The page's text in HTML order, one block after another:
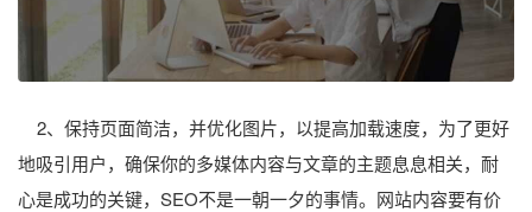
2、保持页面简洁，并优化图片，以提高加载速度，为了更好
地吸引用户，确保你的多媒体内容与文章的主题息息相关，耐
心是成功的关键，SEO不是一朝一夕的事情。网站内容要有价